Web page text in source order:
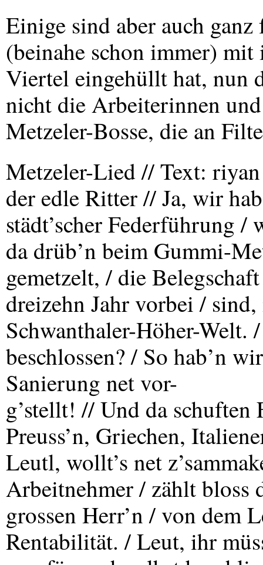
Einige sind aber auch
(beinahe schon immer) mit
Viertel eingehüllt hat, nun
nicht die Arbeiterinnen
Metzeler-Bosse, die an
Metzeler-Lied // Text:
der edle Ritter // Ja, wir
städt’scher Federführung
da drüb’n beim Gummi-
gemetzelt, / die
dreizehn Jahr vorbei /
Schwanthaler-Höher-Welt.
beschlossen? / So hab’n
Sanierung net vor-
g’stellt! // Und da schuften
Preuss’n, Griechen,
Leutl, wollt’s net
Arbeitnehmer / zählt bloss
grossen Herr’n / von dem
Rentabilität. / Leut, ihr